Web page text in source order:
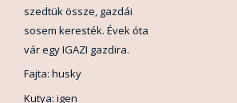
szedtük össze, gazdái
sosem keresték. Évek óta
vár egy IGAZI gazdira.
Fajta: husky
Kutya: igen